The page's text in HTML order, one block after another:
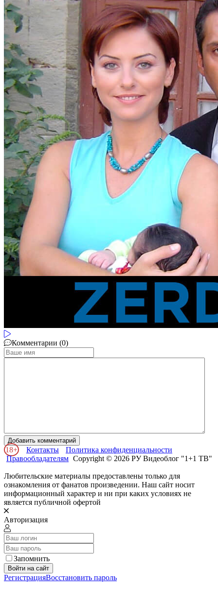
Комментарии (0)
Добавить комментарий
18+ Контакты
Политика конфиденциальности
Правообладателям Copyright © 2026 РУ Видеоблог "1+1 ТВ"
Любительские материалы предоставлены только для
ознакомления от фанатов произведении. Наш сайт носит
информационный характер и ни при каких условиях не
является публичной офертой
Авторизация
Запомнить
Войти на сайт
РегистрацияВосстановить пароль